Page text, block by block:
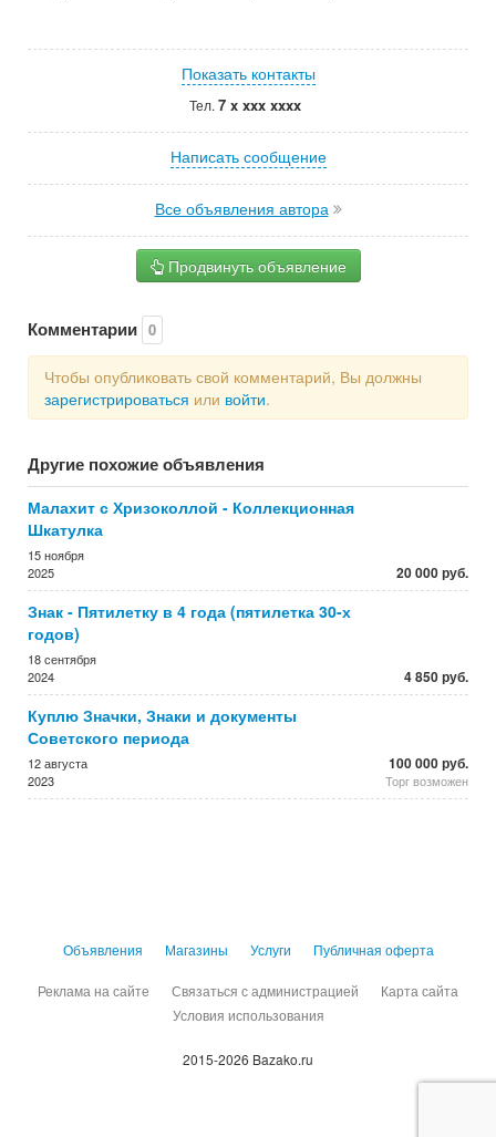
Показать контакты
Тел. 7 x xxx xxxx
Написать сообщение
Все объявления автора
Продвинуть объявление
Комментарии 0
Чтобы опубликовать свой комментарий, Вы должны
зарегистрироваться или войти.
Другие похожие объявления
Малахит с Хризоколлой - Коллекционная
Шкатулка
15 ноября
2025
20 000 руб.
Знак - Пятилетку в 4 года (пятилетка 30-х
годов)
18 сентября
2024
4 850 руб.
Куплю Значки, Знаки и документы
Советского периода
12 августа
2023
100 000 руб.
Торг возможен
Объявления Магазины Услуги Публичная оферта
Реклама на сайте Связаться с администрацией
Карта сайта
Условия использования
2015-2026 Bazako.ru